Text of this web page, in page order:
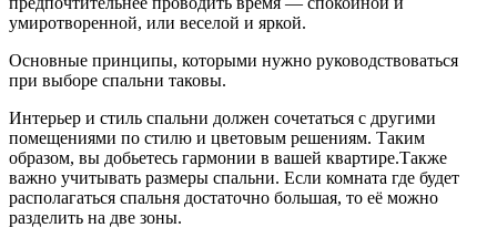
умиротворенной, или веселой и яркой.
Основные принципы, которыми нужно руководствоваться
при выборе спальни таковы.
Интерьер и стиль спальни должен сочетаться с другими
помещениями по стилю и цветовым решениям. Таким
образом, вы добьетесь гармонии в вашей квартире.Также
важно учитывать размеры спальни. Если комната где будет
располагаться спальня достаточно большая, то её можно
разделить на две зоны.